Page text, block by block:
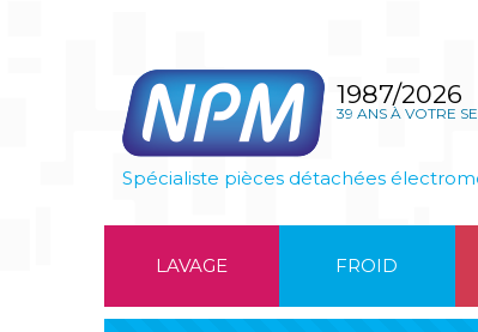
1987/2026
39 ANS À VOTRE
Spécialiste pièces détachées
LAVAGE FROID